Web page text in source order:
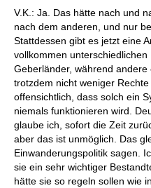
V.K.: Ja. Das hätte nach und
nach dem anderen, und nur
Stattdessen gibt es jetzt eine
vollkommen
Geberländer, während
trotzdem nicht weniger
offensichtlich, dass solch ein
niemals funktionieren wird.
glaube ich, sofort die Zeit
aber das ist unmöglich. Das
Einwanderungspolitik sagen.
sie ein sehr wichtiger
hätte sie so regeln sollen wie